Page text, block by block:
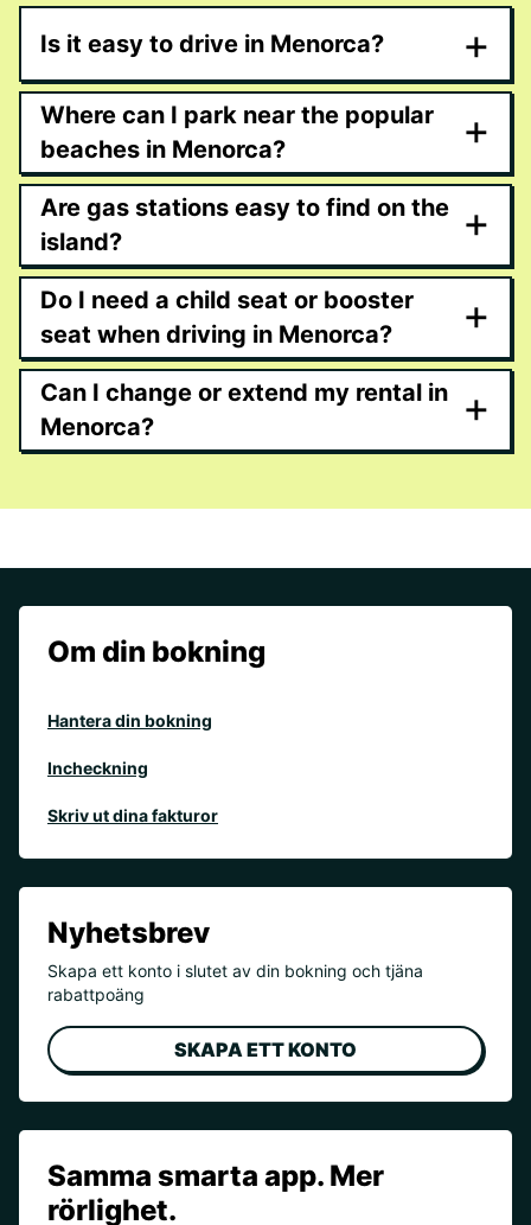
Is it easy to drive in Menorca? +
Where can I park near the popular
beaches in Menorca?
+
Are gas stations easy to find on the
island?
+
Do I need a child seat or booster
seat when driving in Menorca?
+
Can I change or extend my rental in
Menorca?
+
Om din bokning
Hantera din bokning
Incheckning
Skriv ut dina fakturor
Nyhetsbrev
Skapa ett konto i slutet av din bokning och tjäna
rabattpoäng
SKAPA ETT KONTO
Samma smarta app. Mer
rörlighet.